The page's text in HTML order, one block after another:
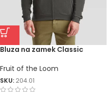
Bluza na zamek Classic
Fruit of the Loom
SKU: 204.01